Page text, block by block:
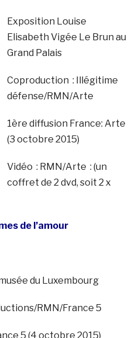
Exposition Louise
Elisabeth Vigée Le Brun au
Grand Palais
Coproduction : Illégitime
défense/RMN/Arte
1ère diffusion France: Arte
(3 octobre 2015)
Vidéo : RMN/Arte : (un
coffret de 2 dvd, soit 2 x
de l’amour
du Luxembourg
RMN/France 5
5 (4 octobre 2015)